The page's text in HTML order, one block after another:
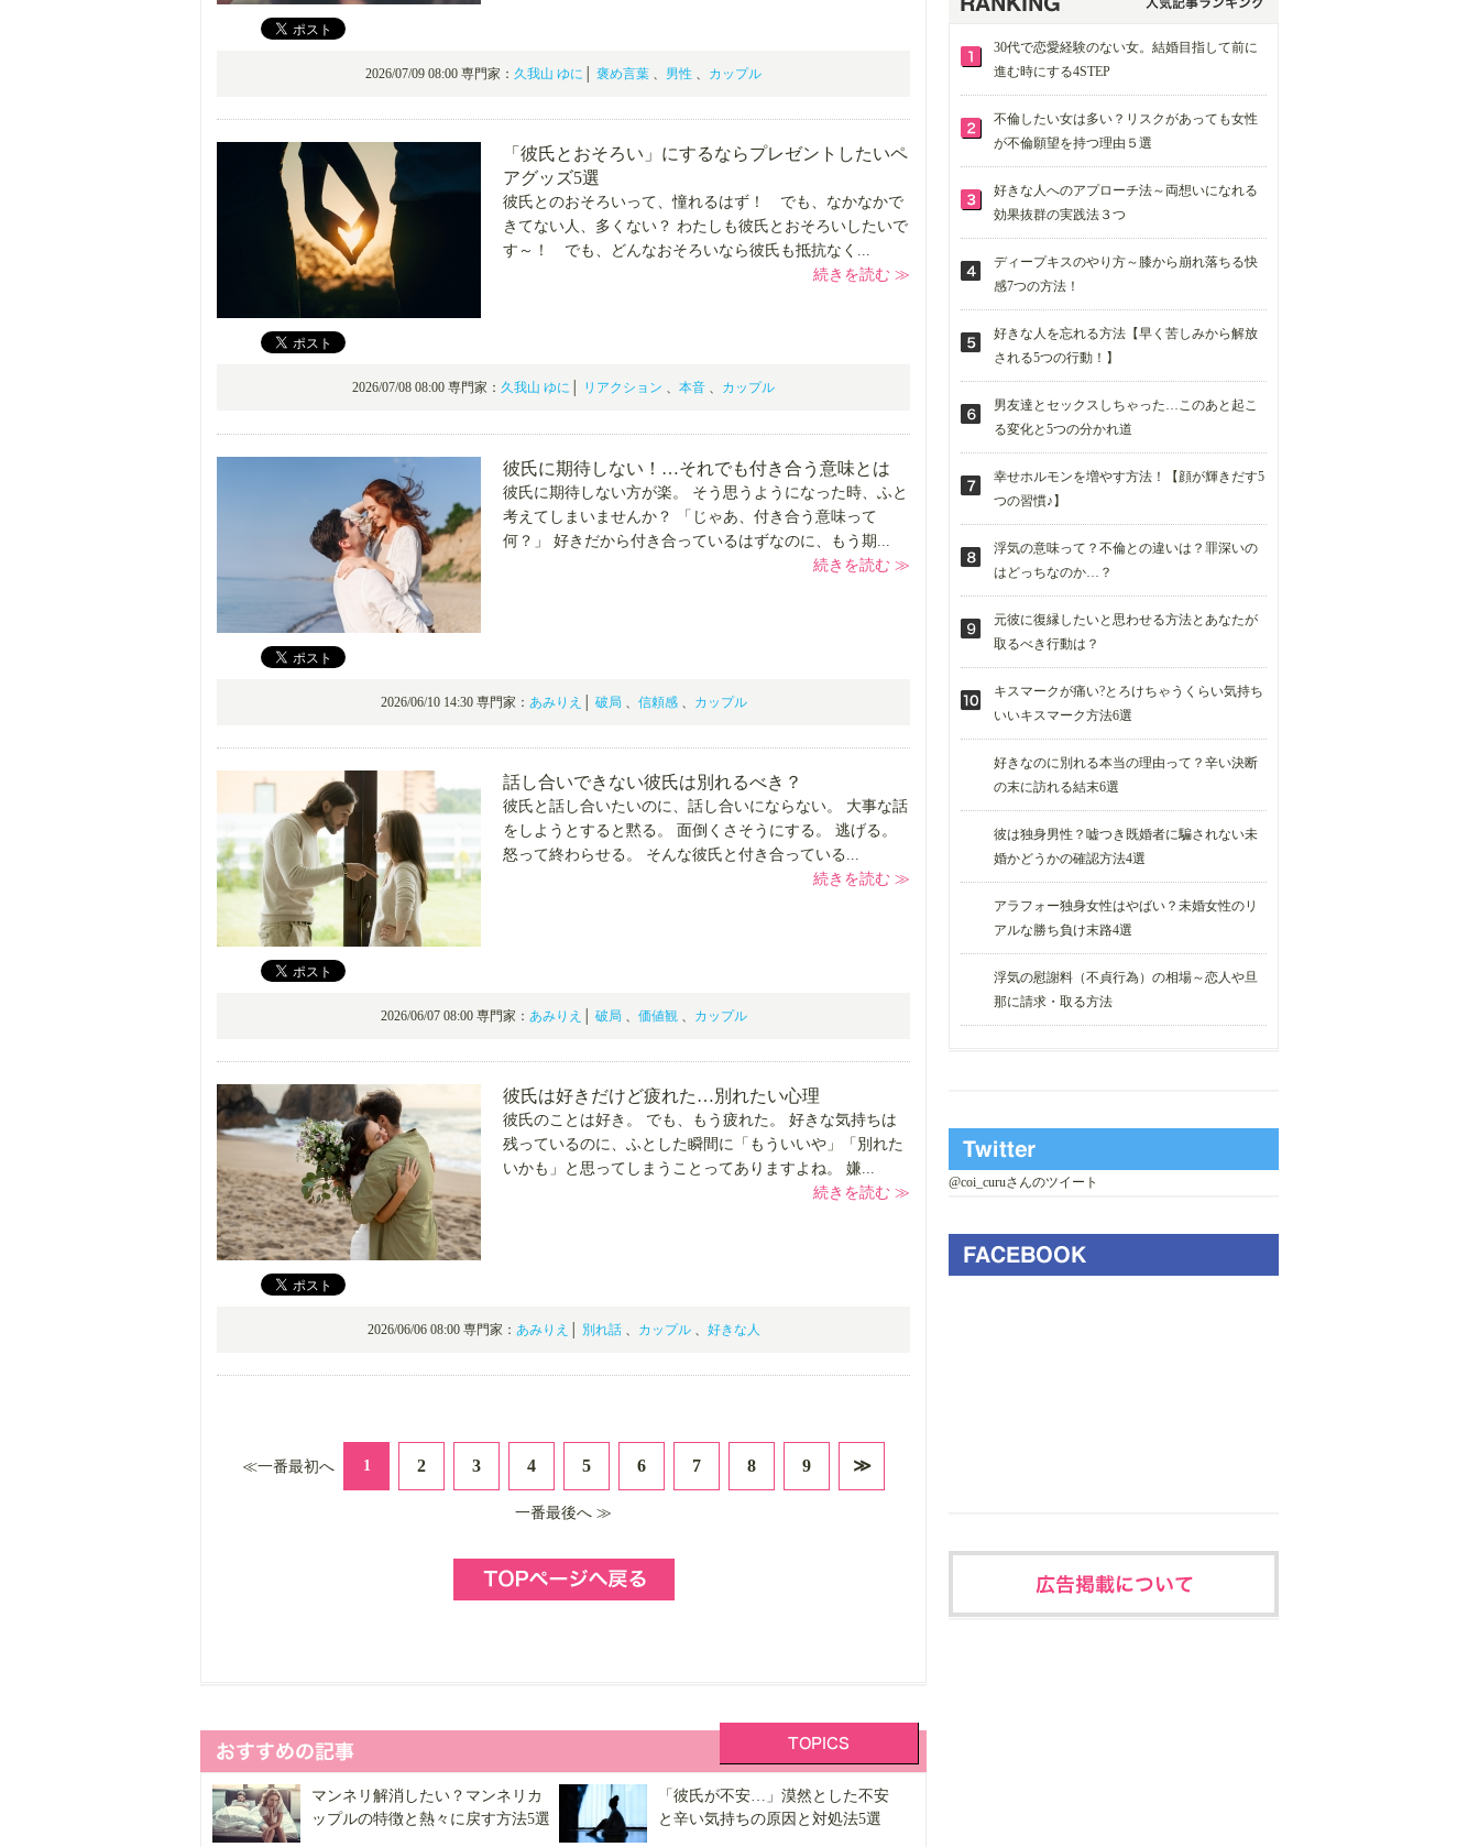
2026/07/09 08:00 専門家： 久我山 ゆに 褒め言葉 、 男性 、 カップル
「彼氏とおそろい」にするならプレゼントしたいペ
アグッズ5選
彼氏とのおそろいって、憧れるはず！ でも、なかなかで
きてない人、多くない？ わたしも彼氏とおそろいしたいで
す～！ でも、どんなおそろいなら彼氏も抵抗なく...
続きを読む ≫
2026/07/08 08:00 専門家： 久我山 ゆに リアクション 、 本音 、 カップル
彼氏に期待しない！…それでも付き合う意味とは
彼氏に期待しない方が楽。 そう思うようになった時、ふと
考えてしまいませんか？ 「じゃあ、付き合う意味って
何？」 好きだから付き合っているはずなのに、もう期...
続きを読む ≫
2026/06/10 14:30 専門家： あみりえ 破局 信頼感、 カップル
話し合いできない彼氏は別れるべき？
彼氏と話し合いたいのに、話し合いにならない。 大事な話
をしようとすると黙る。 面倒くさそうにする。 逃げる。
怒って終わらせる。 そんな彼氏と付き合っている...
続きを読む ≫
2026/06/07 08:00 専門家： あみりえ 破局 価値観 カップル
彼氏は好きだけど疲れた…別れたい心理
彼氏のことは好き。 でも、もう疲れた。 好きな気持ちは
残っているのに、ふとした瞬間に「もういいや」「別れた
いかも」と思ってしまうことってありますよね。 嫌...
続きを読む ≫
2026/06/06 08:00 専門家： あみりえ 別れ話、 カップル、 好きな人
≪一番最初へ 1 2 3 4 5 6 7 8 9 ≫
一番最後へ ≫
マンネリ解消したい？マンネリカ
ップルの特徴と熱々に戻す方法5選
「彼氏が不安…」漠然とした不安
と辛い気持ちの原因と対処法5選
30代で恋愛経験のない女。結婚目指して前に
進む時にする4STEP
不倫したい女は多い？リスクがあっても女性
が不倫願望を持つ理由５選
好きな人へのアプローチ法～両想いになれる
効果抜群の実践法３つ
ディープキスのやり方～膝から崩れ落ちる快
感7つの方法！
好きな人を忘れる方法【早く苦しみから解放
される5つの行動！】
男友達とセックスしちゃった…このあと起こ
る変化と5つの分かれ道
幸せホルモンを増やす方法！【顔が輝きだす5
つの習慣♪】
浮気の意味って？不倫との違いは？罪深いの
はどっちなのか…？
元彼に復縁したいと思わせる方法とあなたが
取るべき行動は？
キスマークが痛い?とろけちゃうくらい気持ち
いいキスマーク方法6選
好きなのに別れる本当の理由って？辛い決断
の末に訪れる結末6選
彼は独身男性？嘘つき既婚者に騙されない未
婚かどうかの確認方法4選
アラフォー独身女性はやばい？未婚女性のリ
アルな勝ち負け末路4選
浮気の慰謝料（不貞行為）の相場～恋人や旦
那に請求・取る方法
@coi_curuさんのツイート